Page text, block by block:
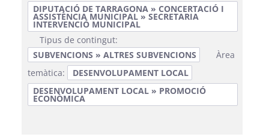
DIPUTACIÓ DE TARRAGONA » CONCERTACIÓ I
ASSISTÈNCIA MUNICIPAL » SECRETARIA
INTERVENCIÓ MUNICIPAL
Tipus de contingut:
SUBVENCIONS » ALTRES SUBVENCIONS
Àrea
temàtica:
DESENVOLUPAMENT LOCAL
DESENVOLUPAMENT LOCAL » PROMOCIÓ
ECONÒMICA